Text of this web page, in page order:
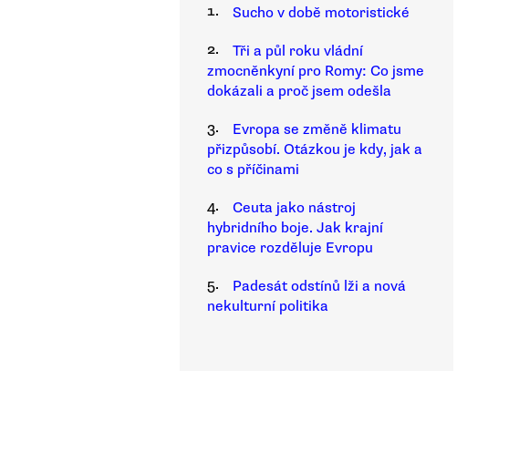
1.
Sucho v době motoristické
2.
Tři a půl roku vládní
zmocněnkyní pro Romy: Co jsme
dokázali a proč jsem odešla
3.
Evropa se změně klimatu
přizpůsobí. Otázkou je kdy, jak a
co s příčinami
4.
Ceuta jako nástroj
hybridního boje. Jak krajní
pravice rozděluje Evropu
5.
Padesát odstínů lži a nová
nekulturní politika